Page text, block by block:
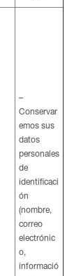
–
Conservar
emos sus
datos
personales
de
identificaci
ón
(nombre,
correo
electrónic
o,
informació